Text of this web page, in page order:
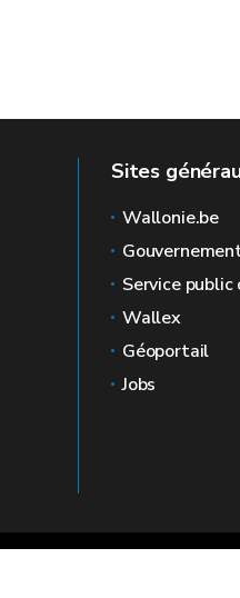
Sites
Wallonie.be
Service
Wallex
Géoportail
Jobs